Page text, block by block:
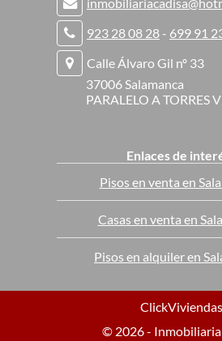
923 28 08 28 - 699 91
Calle Álvaro Gil nº 33
37006 Salamanca
PARALELO A TORRES
Enlaces de
Pisos en venta en
Casas en venta en
Pisos en alquiler en
ClickViviendas
© 2026 - Inmobiliaria